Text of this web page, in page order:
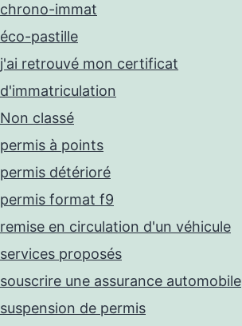
chrono-immat
éco-pastille
j'ai retrouvé mon certificat
d'immatriculation
Non classé
permis à points
permis détérioré
permis format f9
remise en circulation d'un véhicule
services proposés
souscrire une assurance automobile
suspension de permis